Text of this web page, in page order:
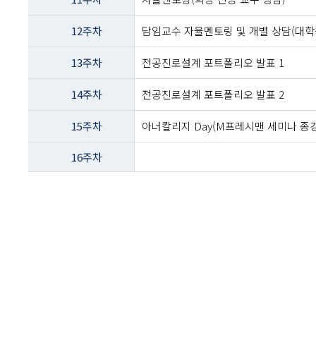
12주차 담임교수 자율멘토링 및 개별 상담(대
13주차 전공진로설계 포트폴리오 발표 1
14주차 전공진로설계 포트폴리오 발표 2
15주차 아너칼리지 Day(M프레시맨 세미나 종
16주차